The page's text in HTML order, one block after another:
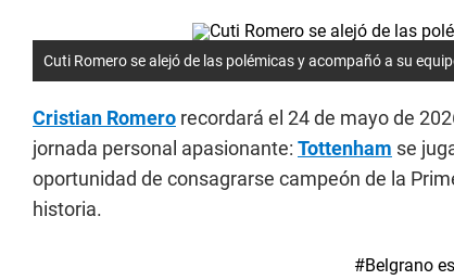
Cuti Romero se alejó de las polémicas y acompañó a su
Cristian Romero recordará el 24 de mayo de
jornada personal apasionante: Tottenham se
oportunidad de consagrarse campeón de la
historia.
#Belgrano